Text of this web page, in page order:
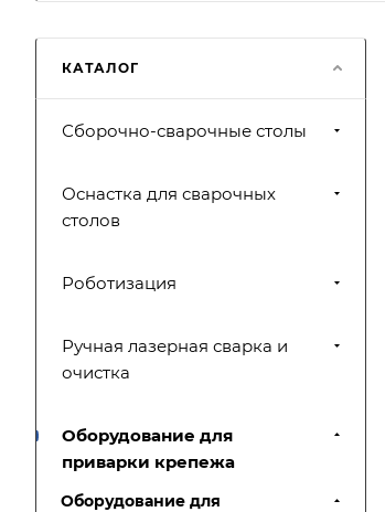
КАТАЛОГ
Сборочно-сварочные столы
Оснастка для сварочных
столов
Роботизация
Ручная лазерная сварка и
очистка
Оборудование для
приварки крепежа
Оборудование для